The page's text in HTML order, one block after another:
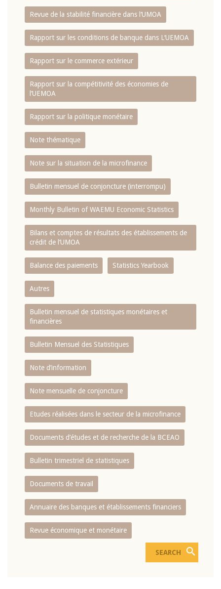
Revue de la stabilité financière dans l‘UMOA
Rapport sur les conditions de banque dans L‘UEMOA
Rapport sur le commerce extérieur
Rapport sur la compétitivité des économies de
l‘UEMOA
Rapport sur la politique monétaire
Note thématique
Note sur la situation de la microfinance
Bulletin mensuel de conjoncture (interrompu)
Monthly Bulletin of WAEMU Economic Statistics
Bilans et comptes de résultats des établissements de
crédit de l‘UMOA
Balance des paiements Statistics Yearbook
Autres
Bulletin mensuel de statistiques monétaires et
financières
Bulletin Mensuel des Statistiques
Note d’information
Note mensuelle de conjoncture
Etudes réalisées dans le secteur de la microfinance
Documents d’études et de recherche de la BCEAO
Bulletin trimestriel de statistiques
Documents de travail
Annuaire des banques et établissements financiers
Revue économique et monétaire